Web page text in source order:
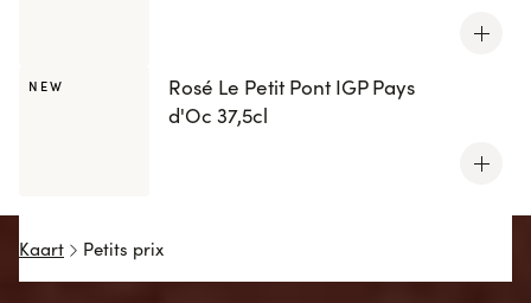
Kaart Petits prix
NEW
Rosé Le Petit Pont IGP Pays
d'Oc 37,5cl